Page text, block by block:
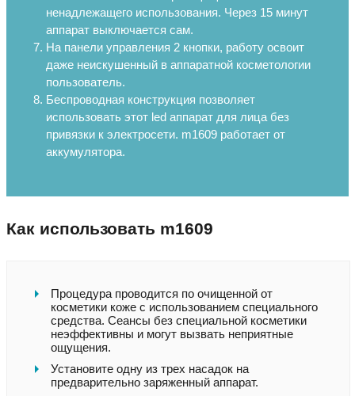
ненадлежащего использования. Через 15 минут
аппарат выключается сам.
На панели управления 2 кнопки, работу освоит
даже неискушенный в аппаратной косметологии
пользователь.
Беспроводная конструкция позволяет
использовать этот led аппарат для лица без
привязки к электросети. m1609 работает от
аккумулятора.
Как использовать m1609
Процедура проводится по очищенной от
косметики коже с использованием специального
средства. Сеансы без специальной косметики
неэффективны и могут вызвать неприятные
ощущения.
Установите одну из трех насадок на
предварительно заряженный аппарат.